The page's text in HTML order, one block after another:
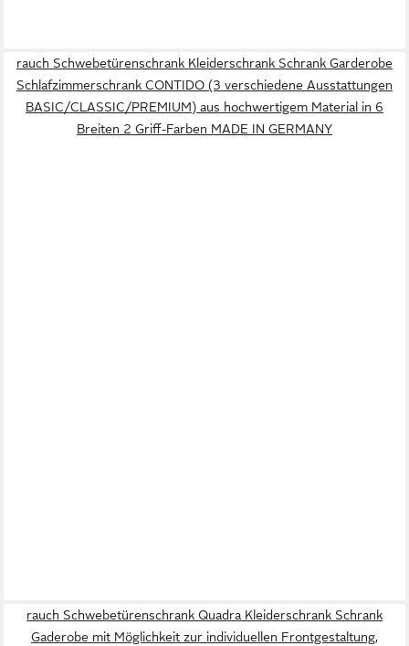
rauch Schwebetürenschrank Kleiderschrank Schrank Garderobe
Schlafzimmerschrank CONTIDO (3 verschiedene Ausstattungen
BASIC/CLASSIC/PREMIUM) aus hochwertigem Material in 6
Breiten 2 Griff-Farben MADE IN GERMANY
rauch Schwebetürenschrank Quadra Kleiderschrank Schrank
Gaderobe mit Möglichkeit zur individuellen Frontgestaltung,